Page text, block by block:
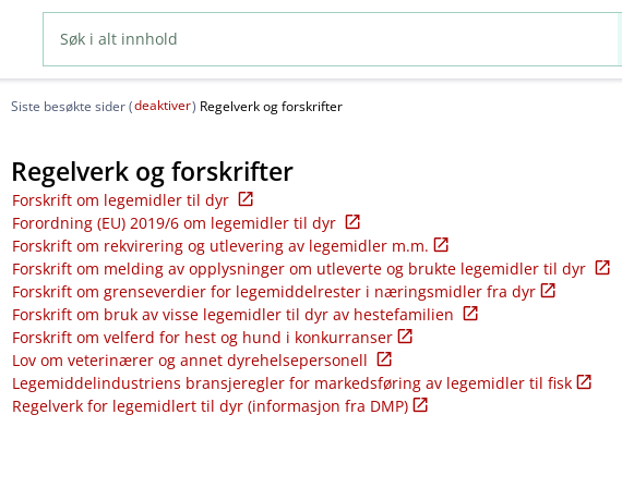
Siste besøkte sider (deaktiver) Regelverk og forskrifter
Regelverk og forskrifter
Forskrift om legemidler til dyr
Forordning (EU) 2019/6 om legemidler til dyr
Forskrift om rekvirering og utlevering av legemidler m.m.
Forskrift om melding av opplysninger om utleverte og brukte legemidler til dyr
Forskrift om grenseverdier for legemiddelrester i næringsmidler fra dyr
Forskrift om bruk av visse legemidler til dyr av hestefamilien
Forskrift om velferd for hest og hund i konkurranser
Lov om veterinærer og annet dyrehelsepersonell
Legemiddelindustriens bransjeregler for markedsføring av legemidler til fisk
Regelverk for legemidlert til dyr (informasjon fra DMP)